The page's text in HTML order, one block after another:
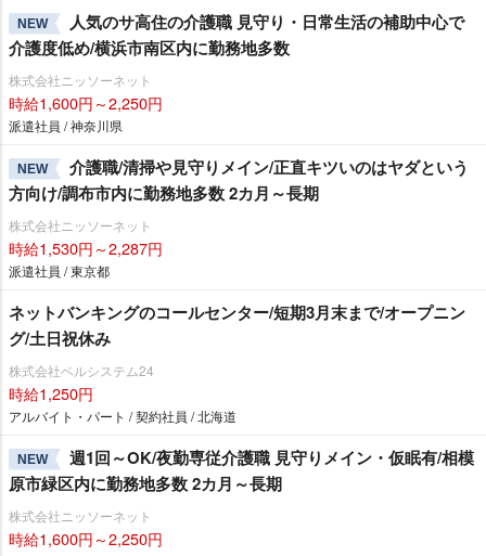
NEW
人気のサ高住の介護職 見守り・日常生活の補助中心で
介護度低め/横浜市南区内に勤務地多数
株式会社ニッソーネット
時給1,600円～2,250円
派遣社員 / 神奈川県
NEW
介護職/清掃や見守りメイン/正直キツいのはヤダという
方向け/調布市内に勤務地多数 2カ月～長期
株式会社ニッソーネット
時給1,530円～2,287円
派遣社員 / 東京都
ネットバンキングのコールセンター/短期3月末まで/オープニン
グ/土日祝休み
株式会社ベルシステム24
時給1,250円
アルバイト・パート / 契約社員 / 北海道
NEW
週1回～OK/夜勤専従介護職 見守りメイン・仮眠有/相模
原市緑区内に勤務地多数 2カ月～長期
株式会社ニッソーネット
時給1,600円～2,250円